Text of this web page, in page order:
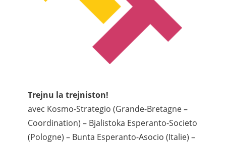
Trejnu la trejniston!
avec Kosmo-Strategio (Grande-Bretagne –
Coordination) – Bjalistoka Esperanto-Societo
(Pologne) – Bunta Esperanto-Asocio (Italie) –